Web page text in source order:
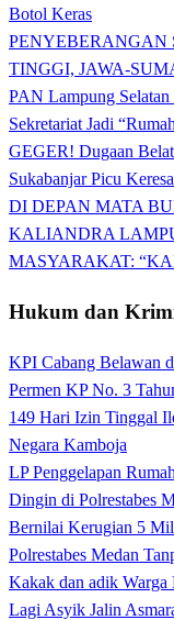
Botol Keras
PENYEBERANGAN
TINGGI, JAWA-
PAN Lampung
Sekretariat Jadi
GEGER! Dugaan
Sukabanjar Picu
DI DEPAN MATA
KALIANDRA
MASYARAKAT:
Hukum dan
KPI Cabang Belawan
Permen KP No. 3
149 Hari Izin Tinggal
Negara Kamboja
LP Penggelapan
Dingin di Polrestabes
Bernilai Kerugian 5
Polrestabes Medan
Kakak dan adik Warga
Lagi Asyik Jalin